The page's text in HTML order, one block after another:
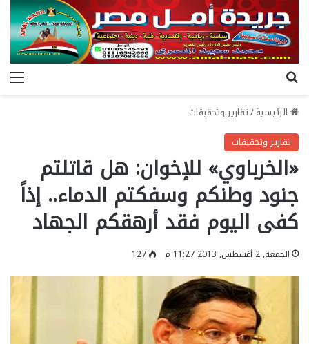
الرئيسية/تقارير وتحقيقات
تقارير وتحقيقات
«الخرباوي» للإخوان: هل قاتلتم
جنود وطنكم وسفكتم الدماء.. إذاً
كفى اليوم فقد أرهقكم الجهاد
الجمعة, 2 أغسطس, 2013 11:27 م 127